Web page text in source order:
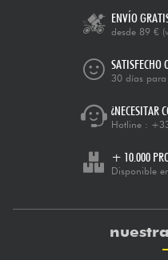
ENVÍO
desde 89 €
SATISFECHO
30 días
¿NECESITAR
Hotline :
+ 10.000
Disponible